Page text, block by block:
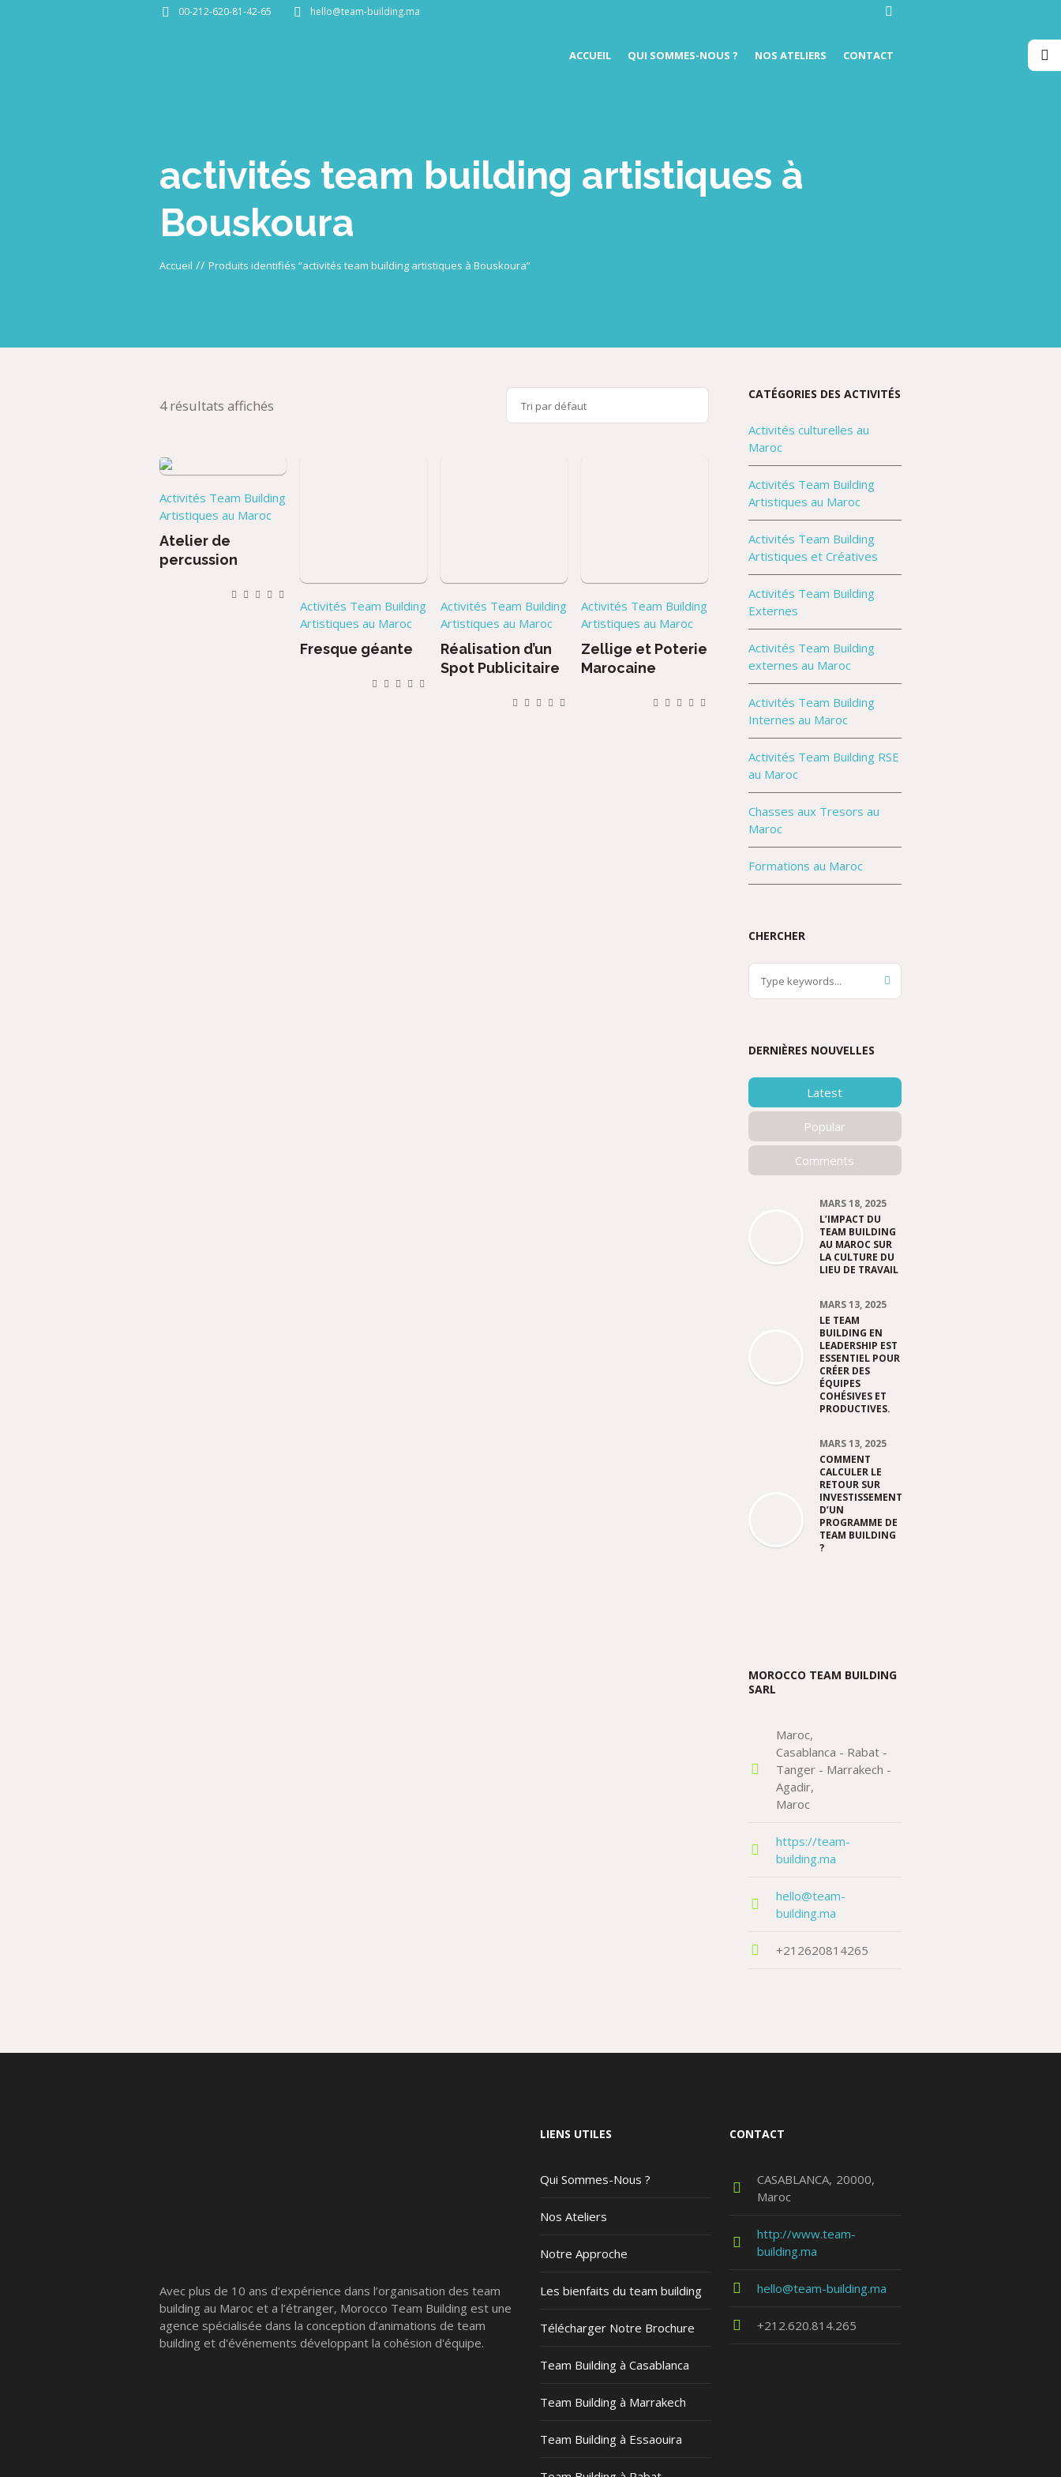
00-212-620-81-42-65 hello@team-building.ma
ACCUEIL QUI SOMMES-NOUS ? NOS ATELIERS CONTACT
activités team building artistiques à
Bouskoura
Accueil // Produits identifiés “activités team building artistiques à Bouskoura”
4 résultats affichés
Activités Team Building
Artistiques au Maroc
Atelier de
percussion
Activités Team Building
Artistiques au Maroc
Fresque géante
Activités Team Building
Artistiques au Maroc
Réalisation d’un
Spot Publicitaire
Activités Team Building
Artistiques au Maroc
Zellige et Poterie
Marocaine
CATÉGORIES DES ACTIVITÉS
Activités culturelles au
Maroc
Activités Team Building
Artistiques au Maroc
Activités Team Building
Artistiques et Créatives
Activités Team Building
Externes
Activités Team Building
externes au Maroc
Activités Team Building
Internes au Maroc
Activités Team Building RSE
au Maroc
Chasses aux Tresors au
Maroc
Formations au Maroc
CHERCHER
DERNIÈRES NOUVELLES
Latest
Popular
Comments
MARS 18, 2025
L’IMPACT DU
TEAM BUILDING
AU MAROC SUR
LA CULTURE DU
LIEU DE TRAVAIL
MARS 13, 2025
LE TEAM
BUILDING EN
LEADERSHIP EST
ESSENTIEL POUR
CRÉER DES
ÉQUIPES
COHÉSIVES ET
PRODUCTIVES.
MARS 13, 2025
COMMENT
CALCULER LE
RETOUR SUR
INVESTISSEMENT
D’UN
PROGRAMME DE
TEAM BUILDING
?
MOROCCO TEAM BUILDING
SARL
Maroc
Casablanca - Rabat -
Tanger - Marrakech -
Agadir
Maroc
https://team-
building.ma
hello@team-
building.ma
+212620814265
Avec plus de 10 ans d'expérience dans l’organisation des team
building au Maroc et a l’étranger, Morocco Team Building est une
agence spécialisée dans la conception d’animations de team
building et d'événements développant la cohésion d'équipe.
LIENS UTILES
Qui Sommes-Nous ?
Nos Ateliers
Notre Approche
Les bienfaits du team building
Télécharger Notre Brochure
Team Building à Casablanca
Team Building à Marrakech
Team Building à Essaouira
CONTACT
CASABLANCA 20000
Maroc
http://www.team-
building.ma
hello@team-building.ma
+212.620.814.265